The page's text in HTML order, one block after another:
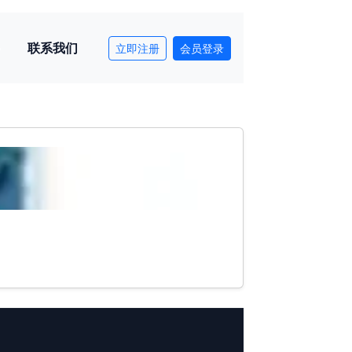
联系我们 立即注册 会员登录